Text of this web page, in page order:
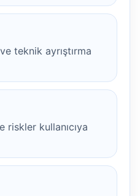
teknik ayrıştırma
riskler kullanıcıya